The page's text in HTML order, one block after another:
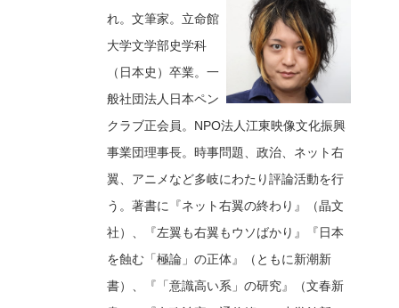
れ。文筆家。立命館
大学文学部史学科
（日本史）卒業。一
般社団法人日本ペン
クラブ正会員。NPO法人江東映像文化振興
事業団理事長。時事問題、政治、ネット右
翼、アニメなど多岐にわたり評論活動を行
う。著書に『ネット右翼の終わり』（晶文
社）、『左翼も右翼もウソばかり』『日本
を蝕む「極論」の正体』（ともに新潮新
書）、『「意識高い系」の研究』（文春新